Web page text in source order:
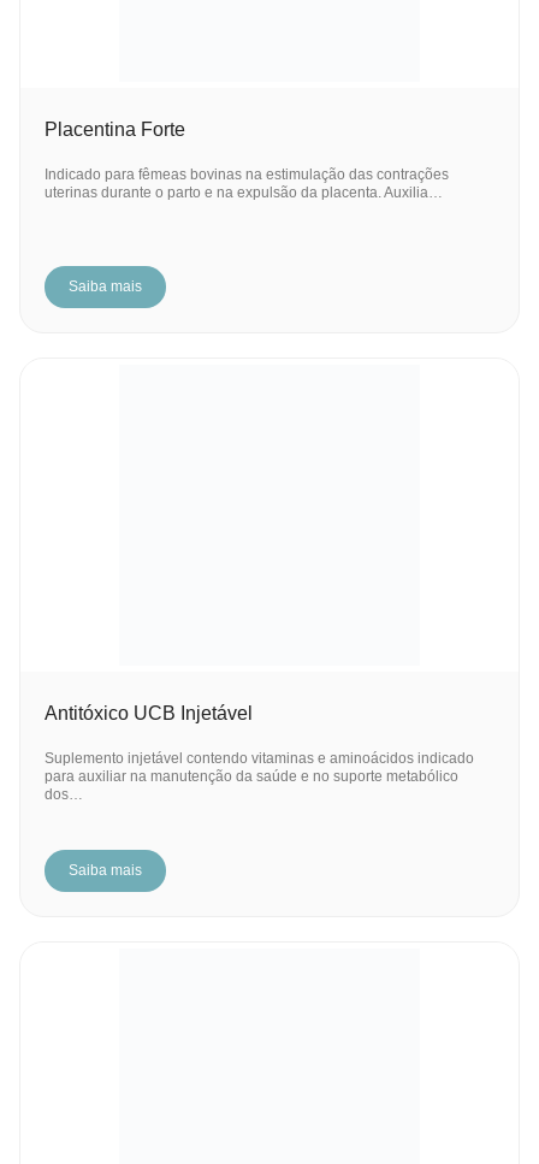
Placentina Forte
Indicado para fêmeas bovinas na estimulação das contrações
uterinas durante o parto e na expulsão da placenta. Auxilia…
Saiba mais
Antitóxico UCB Injetável
Suplemento injetável contendo vitaminas e aminoácidos indicado
para auxiliar na manutenção da saúde e no suporte metabólico
dos…
Saiba mais